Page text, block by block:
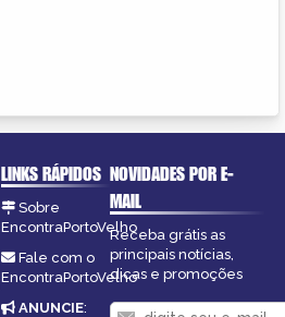
LINKS RÁPIDOS
Sobre
EncontraPortoVelho
Fale com o
EncontraPortoVelho
ANUNCIE:
NOVIDADES POR E-
MAIL
Receba grátis as
principais notícias,
dicas e promoções